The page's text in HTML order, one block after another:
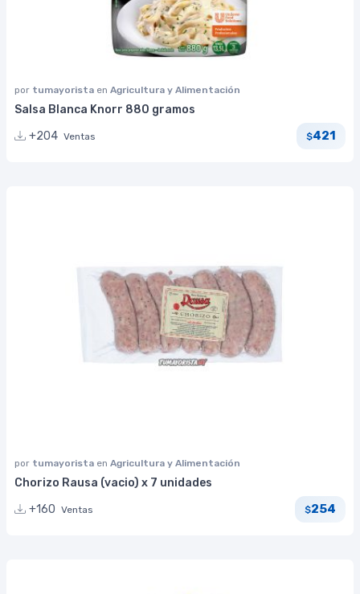
por tumayorista en Agricultura y Alimentación
Salsa Blanca Knorr 880 gramos
+204 Ventas $421
por tumayorista en Agricultura y Alimentación
Chorizo Rausa (vacio) x 7 unidades
+160 Ventas $254